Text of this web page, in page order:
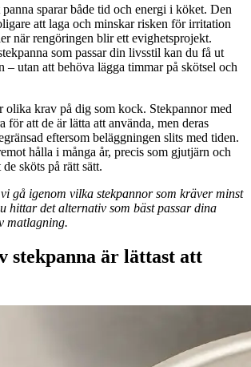
sparar både tid och energi i köket. Den
att laga och minskar risken för irritation
när rengöringen blir ett evighetsprojekt.
som passar din livsstil kan du få ut
– utan att behöva lägga timmar på skötsel och
olika krav på dig som kock. Stekpannor med
för att de är lätta att använda, men deras
eftersom beläggningen slits med tiden.
hålla i många år, precis som gjutjärn och
sköts på rätt sätt.
gå igenom vilka stekpannor som kräver minst
hittar det alternativ som bäst passar dina
matlagning.
stekpanna är lättast att